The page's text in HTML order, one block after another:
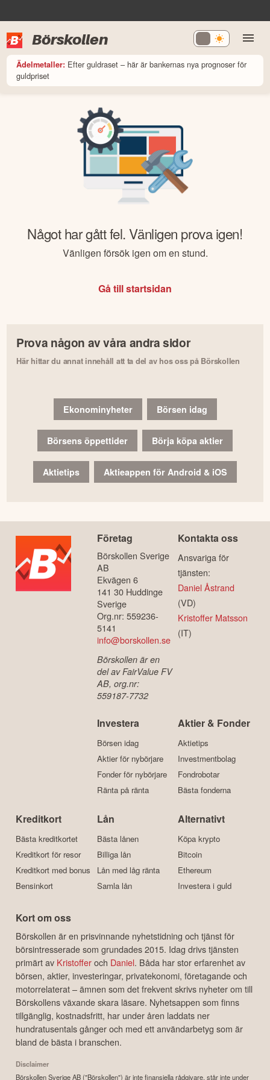
Börskollen
Ädelmetaller: Efter guldraset – här är bankernas nya prognoser för
guldpriset
Något har gått fel. Vänligen prova igen!
Vänligen försök igen om en stund.
Gå till startsidan
Prova någon av våra andra sidor
Här hittar du annat innehåll att ta del av hos oss på Börskollen
Ekonominyheter Börsen idag
Börsens öppettider Börja köpa aktier
Aktietips Aktieappen för Android & iOS
Företag
Börskollen Sverige
AB
Ekvägen 6
141 30 Huddinge
Sverige
Org.nr: 559236-
5141
info@borskollen.se
Börskollen är en
del av FairValue FV
AB, org.nr:
559187-7732
Kontakta oss
Ansvariga för
tjänsten:
Daniel Åstrand
(VD)
Kristoffer Matsson
(IT)
Investera
Börsen idag
Aktier för nybörjare
Fonder för nybörjare
Ränta på ränta
Aktier & Fonder
Aktietips
Investmentbolag
Fondrobotar
Bästa fonderna
Kreditkort
Bästa kreditkortet
Kreditkort för resor
Kreditkort med bonus
Bensinkort
Lån
Bästa lånen
Billiga lån
Lån med låg ränta
Samla lån
Alternativt
Köpa krypto
Bitcoin
Ethereum
Investera i guld
Kort om oss
Börskollen är en prisvinnande nyhetstidning och tjänst för
börsintresserade som grundades 2015. Idag drivs tjänsten
primärt av Kristofferoch Daniel. Båda har stor erfarenhet av
börsen, aktier, investeringar, privatekonomi, företagande och
motorrelaterat – ämnen som det frekvent skrivs nyheter om till
Börskollens växande skara läsare. Nyhetsappen som finns
tillgänglig, kostnadsfritt, har under åren laddats ner
hundratusentals gånger och med ett användarbetyg som är
bland de bästa i branschen.
Disclaimer
Börskollen Sverige AB ("Börskollen") är inte finansiella rådgivare, står inte under